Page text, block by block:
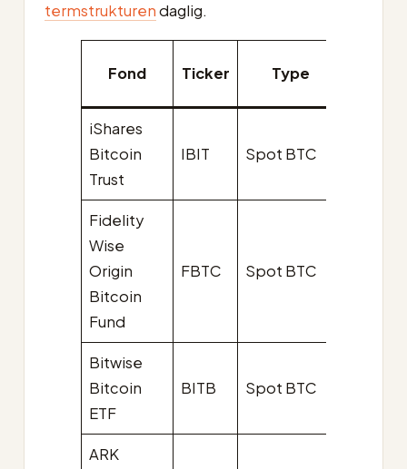
termstrukturendaglig.
Fond Ticker Type
iShares
Bitcoin
Trust
IBIT Spot BTC
Fidelity
Wise
Origin
Bitcoin
Fund
FBTC Spot BTC
Bitwise
Bitcoin
ETF
BITB Spot BTC
ARK